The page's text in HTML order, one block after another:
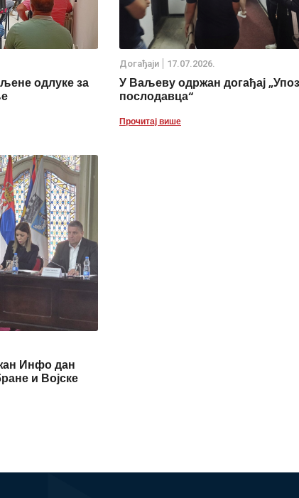
одлуке за
Дoгађаjи 17.07.2026.
У Ваљеву одржан догађај
послодавца“
Прочитај више
Инфо дан
и Војске